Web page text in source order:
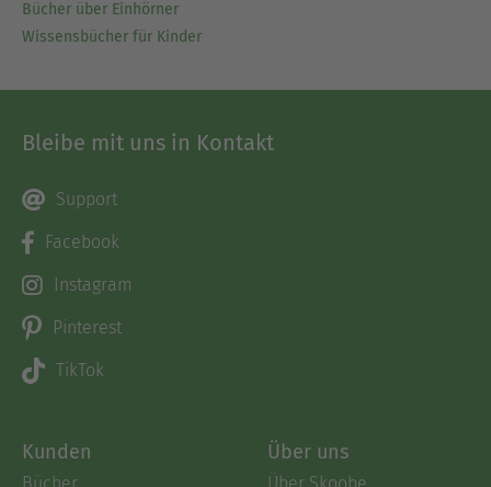
Bücher über Einhörner
Wissensbücher für Kinder
Bleibe mit uns in Kontakt
Support
Facebook
Instagram
Pinterest
TikTok
Kunden Über uns